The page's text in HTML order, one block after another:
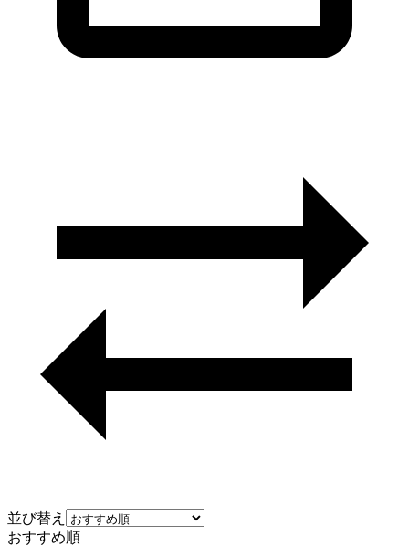
並び替え
おすすめ順